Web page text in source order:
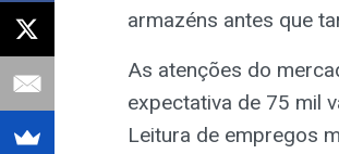
armazéns antes que
As atenções do
expectativa de 75 mil
Leitura de empregos